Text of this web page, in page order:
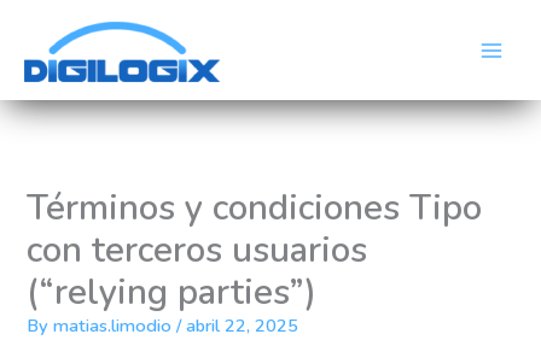
content
Términos y condiciones Tipo
con terceros usuarios
(“relying parties”)
Bymatias.limodio/abril 22, 2025